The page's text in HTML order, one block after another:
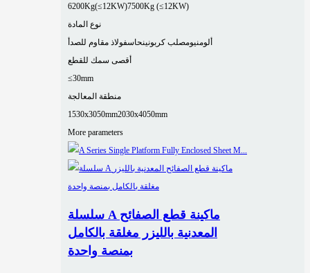
6200Kg(≤12KW)7500Kg (≤12KW)
نوع المادة
ألومنيومصلب كربونينحاسفولاذ مقاوم للصدأ
أقصى سمك للقطع
≤30mm
منطقة المعالجة
1530x3050mm2030x4050mm
More parameters
سلسلة A ماكينة قطع الصفائح
المعدنية بالليزر مغلقة بالكامل
بمنصة واحدة